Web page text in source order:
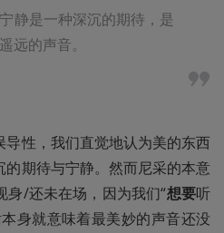
静是一种深沉的期待，是
远的声音。
性，我们直觉地认为美的东西
期待与宁静。然而尼采的本意
身/还未在场，因为我们“想要听
身就意味着最美妙的声音还没